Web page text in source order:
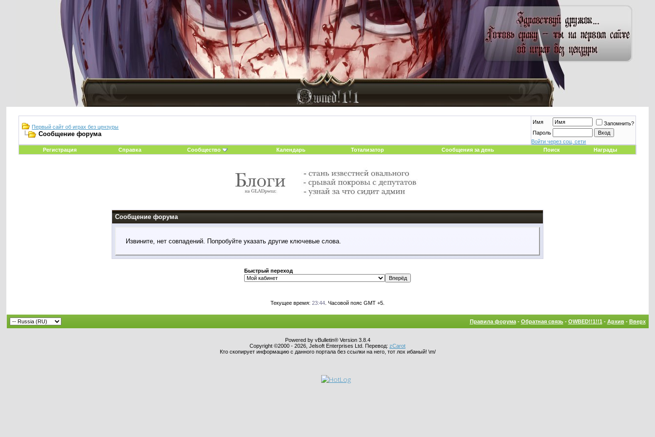
Первый сайт об играх без цензуры
Сообщение форума
Имя
Запомнить?
Пароль
Войти через соц. сети
Регистрация
Справка Сообщество Календарь Тотализатор Сообщения за день Поиск Награды
Сообщение форума
Извините, нет совпадений. Попробуйте указать другие ключевые слова.
Быстрый переход
Текущее время: 23:44. Часовой пояс GMT +5.
Правила форума- Обратная связь- OWBED!!1!!1 - Архив- Вверх
Powered by vBulletin® Version 3.8.4
Copyright ©2000 - 2026, Jelsoft Enterprises Ltd. Перевод: zCarot
Кто скопирует информацию с данного портала без ссылки на него, тот лох ибаный! \m/